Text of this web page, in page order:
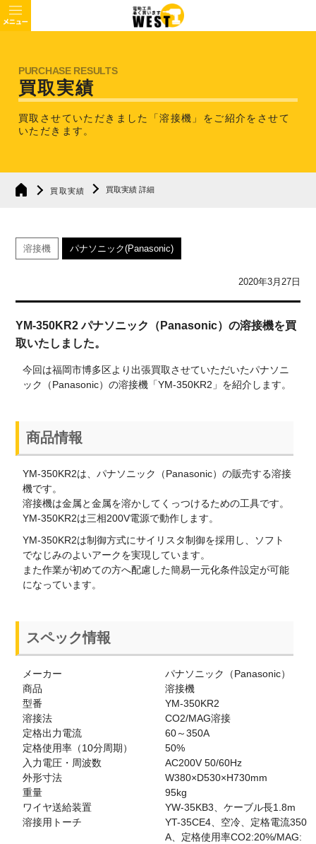
買取実績
買取させていただきました「溶接機」を ご紹介をさせて
いただきます。
買取実績 買取実績 詳細
溶接機 パナソニック(Panasonic)
2020年3月27日
YM-350KR2 パナソニック（Panasonic）の溶接機を買
取いたしました。
今回は福岡市博多区より出張買取させていただいたパナソニ
ック（Panasonic）の溶接機「YM-350KR2」を紹介します。
商品情報
YM-350KR2は、パナソニック（Panasonic）の販売する溶接
機です。
溶接機は金属と金属を溶かしてくっつけるための工具です。
YM-350KR2は三相200V電源で動作します。
YM-350KR2は制御方式にサイリスタ制御を採用し、ソフト
でなじみのよいアークを実現しています。
また作業が初めての方へ配慮した簡易一元化条件設定が可能
になっています。
スペック情報
メーカー
パナソニック（Panasonic）
商品
溶接機
型番
YM-350KR2
溶接法
CO2/MAG溶接
定格出力電流
60～350A
定格使用率（10分周期）
50%
入力電圧・周波数
AC200V 50/60Hz
外形寸法
W380×D530×H730mm
重量
95kg
ワイヤ送給装置
YW-35KB3、ケーブル長1.8m
溶接用トーチ
YT-35CE4、空冷、定格電流350
A、定格使用率CO2:20%/MAG: